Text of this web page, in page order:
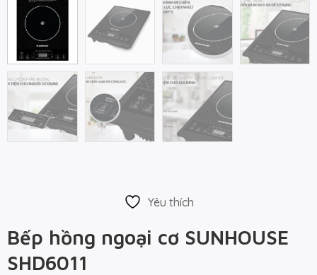
Yêu thích
Bếp hồng ngoại cơ SUNHOUSE
SHD6011